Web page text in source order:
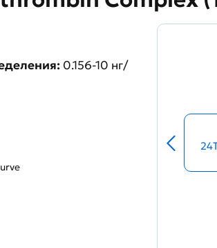
0.156-10 нг/